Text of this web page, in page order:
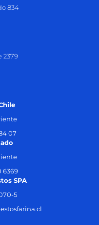
834
2379
07
6369
SPA
5